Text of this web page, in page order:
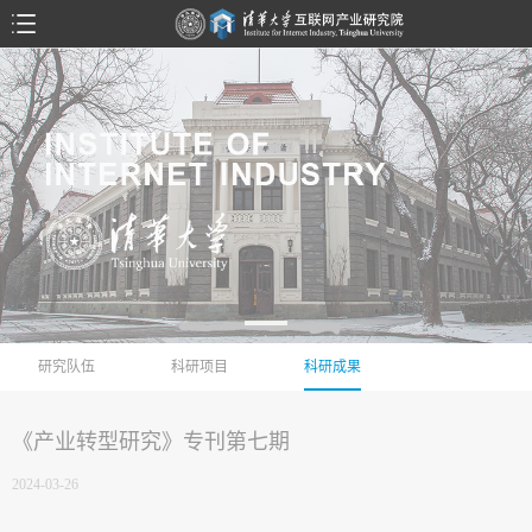
研究队伍 科研项目 科研成果
《产业转型研究》专刊第七期
2024-03-26